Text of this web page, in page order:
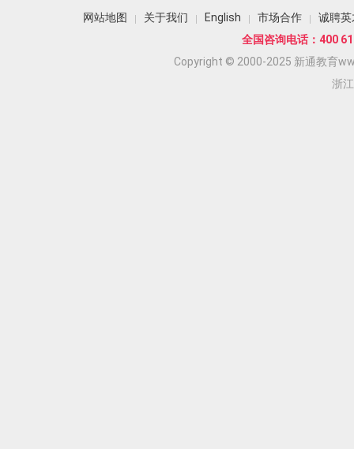
网站地图 关于我们 English 市场合作
诚聘英
全国咨询电话：400
Copyright © 2000-2025 新通教育
浙